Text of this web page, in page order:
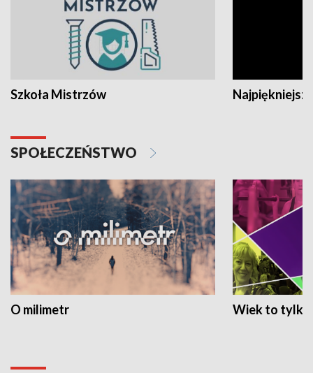
Szkoła Mistrzów
SPOŁECZEŃSTWO
O milimetr Wiek to tylko